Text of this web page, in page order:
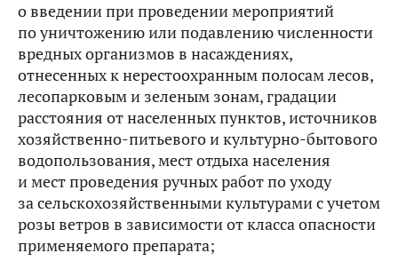
о введении при проведении мероприятий
по уничтожению или подавлению численности
вредных организмов в насаждениях,
отнесенных к нерестоохранным полосам лесов,
лесопарковым и зеленым зонам, градации
расстояния от населенных пунктов, источников
хозяйственно-питьевого и культурно-бытового
водопользования, мест отдыха населения
и мест проведения ручных работ по уходу
за сельскохозяйственными культурами с учетом
розы ветров в зависимости от класса опасности
применяемого препарата;